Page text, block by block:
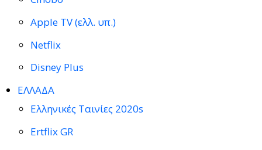
Apple TV (ελλ. υπ.)
Netflix
Disney Plus
ΕΛΛΑΔΑ
Ελληνικές Ταινίες 2020s
Ertflix GR